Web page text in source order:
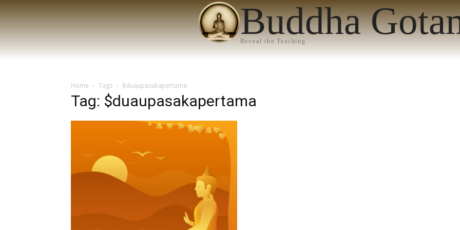
Buddha
Reveal the Teaching
Home Tags $duaupasakapertama
Tag: $duaupasakapertama